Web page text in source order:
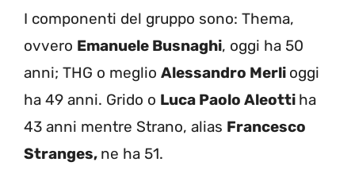
I componenti del gruppo sono: Thema,
ovvero Emanuele Busnaghi, oggi ha 50
anni; THG o meglio Alessandro Merli oggi
ha 49 anni. Grido o Luca Paolo Aleotti ha
43 anni mentre Strano, alias Francesco
Stranges, ne ha 51.